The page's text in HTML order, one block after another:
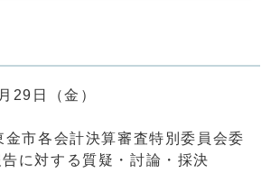
29日（金）
市各会計決算審査特別委員会委
に対する質疑・討論・採決